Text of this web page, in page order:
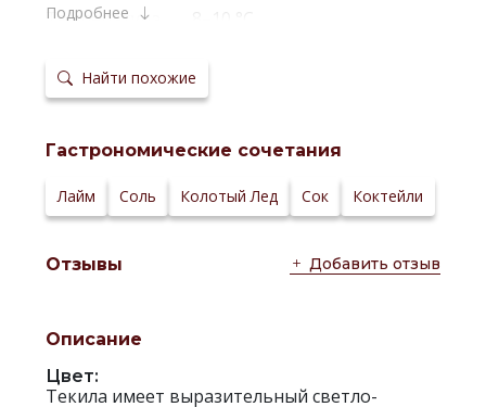
Температура
Подробнее
Найти похожие
Гастрономические сочетания
Лайм Соль Колотый Лед Сок Коктейли
Отзывы Добавить отзыв
Описание
Цвет:
Текила имеет выразительный светло-